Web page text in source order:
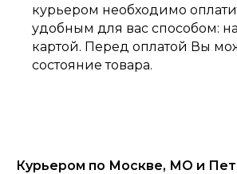
курьером необходимо
удобным для вас способом:
картой. Перед оплатой Вы
состояние товара.
Курьером по Москве, МО и